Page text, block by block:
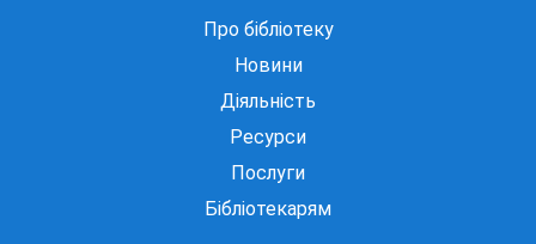
Про бібліотеку
Новини
Діяльність
Ресурси
Послуги
Бібліотекарям